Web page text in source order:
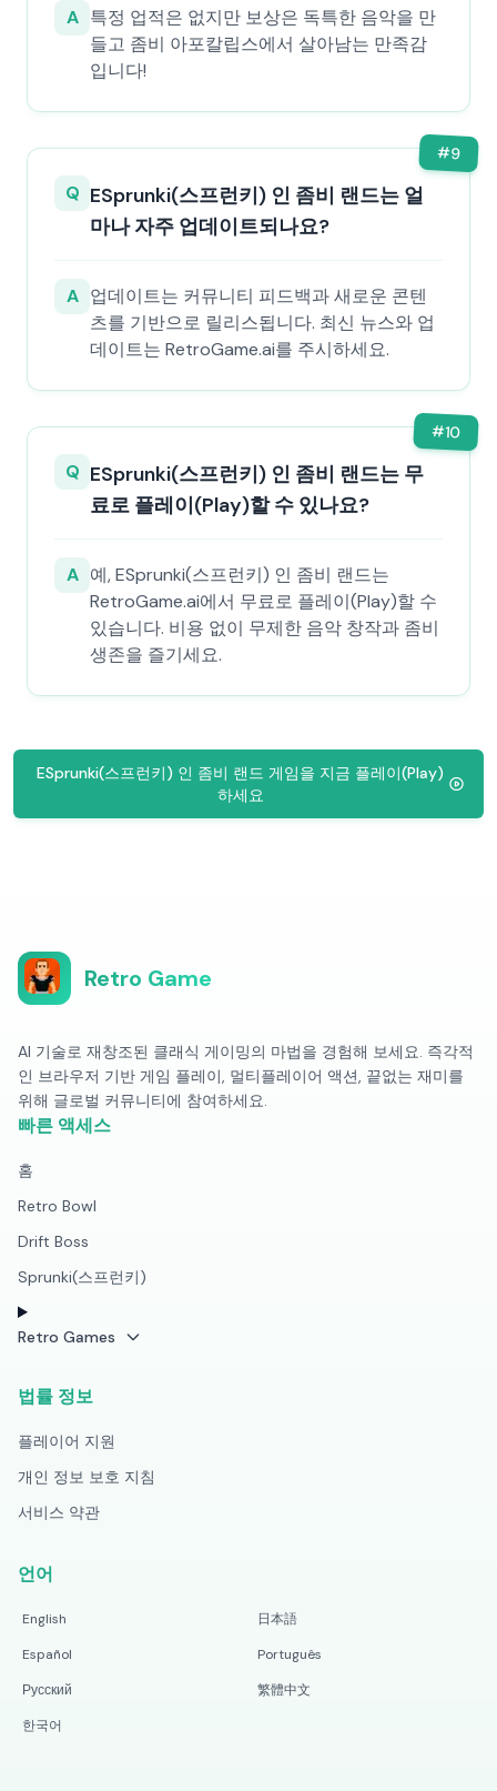
A 특정 업적은 없지만 보상은 독특한 음악을 만
들고 좀비 아포칼립스에서 살아남는 만족감
입니다!
#9
Q ESprunki(스프런키) 인 좀비 랜드는 얼
마나 자주 업데이트되나요?
A 업데이트는 커뮤니티 피드백과 새로운 콘텐
츠를 기반으로 릴리스됩니다. 최신 뉴스와 업
데이트는 RetroGame.ai를 주시하세요.
#10
Q ESprunki(스프런키) 인 좀비 랜드는 무
료로 플레이(Play)할 수 있나요?
A 예, ESprunki(스프런키) 인 좀비 랜드는
RetroGame.ai에서 무료로 플레이(Play)할 수
있습니다. 비용 없이 무제한 음악 창작과 좀비
생존을 즐기세요.
ESprunki(스프런키) 인 좀비 랜드 게임을 지금 플레이(Play)
하세요
Retro Game
AI 기술로 재창조된 클래식 게이밍의 마법을 경험해 보세요. 즉각적
인 브라우저 기반 게임 플레이, 멀티플레이어 액션, 끝없는 재미를
위해 글로벌 커뮤니티에 참여하세요.
빠른 액세스
홈
Retro Bowl
Drift Boss
Sprunki(스프런키)
Retro Games
법률 정보
플레이어 지원
개인 정보 보호 지침
서비스 약관
언어
English
日本語
Español
Português
Русский
繁體中文
한국어